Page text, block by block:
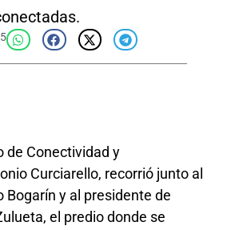
de Conectividad y
Curciarello, recorrió junto al
Bogarín y al presidente de
el predio donde se